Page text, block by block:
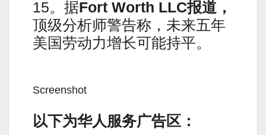
15。据Fort Worth LLC报道，
顶级分析师警告称，未来五年
美国劳动力增长可能持平。
Screenshot
以下为华人服务广告区：